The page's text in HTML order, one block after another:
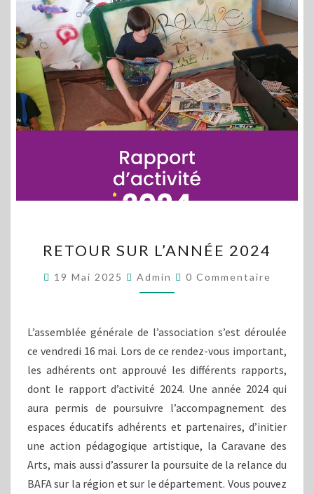
SUR
2024
RETOUR SUR L’ANNÉE 2024
19 Mai 2025 Admin Commentaires
0 Commentaire
L’assemblée générale de l’association s’est déroulée
ce vendredi 16 mai. Lors de ce rendez-vous important,
les adhérents ont approuvé les différents rapports,
dont le rapport d’activité 2024. Une année 2024 qui
aura permis de poursuivre l’accompagnement des
espaces éducatifs adhérents et partenaires, d’initier
une action pédagogique artistique, la Caravane des
Arts, mais aussi d’assurer la poursuite de la relance du
BAFA sur la région et sur le département. Vous pouvez